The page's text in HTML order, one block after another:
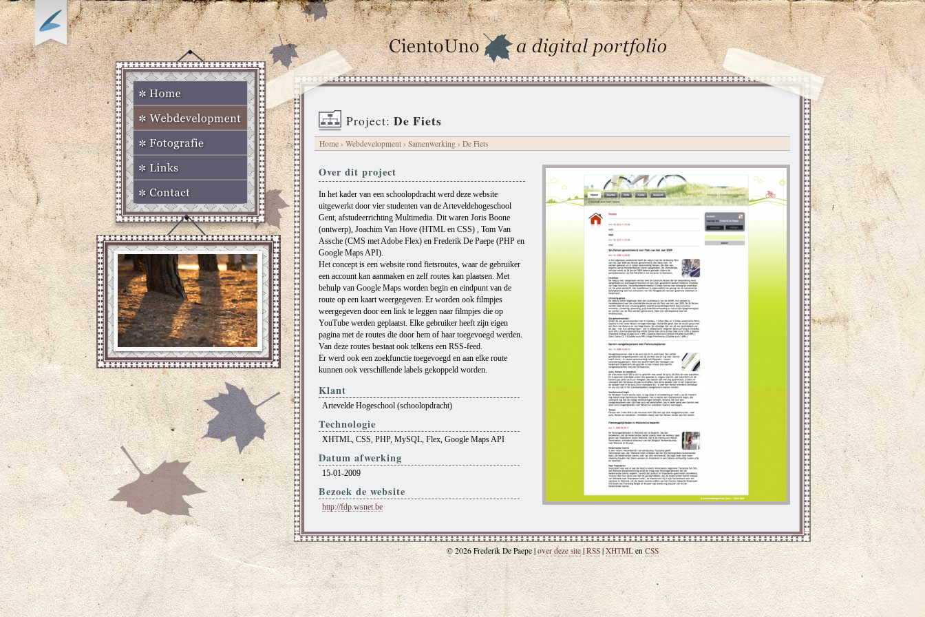
Project: De Fiets
Home › Webdevelopment › Samenwerking › De Fiets
Over dit project
In het kader van een schoolopdracht werd deze website
uitgewerkt door vier studenten van de Arteveldehogeschool
Gent, afstudeerrichting Multimedia. Dit waren Joris Boone
(ontwerp), Joachim Van Hove (HTML en CSS) , Tom Van
Assche (CMS met Adobe Flex) en Frederik De Paepe (PHP en
Google Maps API).
Het concept is een website rond fietsroutes, waar de gebruiker
een account kan aanmaken en zelf routes kan plaatsen. Met
behulp van Google Maps worden begin en eindpunt van de
route op een kaart weergegeven. Er worden ook filmpjes
weergegeven door een link te leggen naar filmpjes die op
YouTube werden geplaatst. Elke gebruiker heeft zijn eigen
pagina met de routes die door hem of haar toegevoegd werden.
Van deze routes bestaat ook telkens een RSS-feed.
Er werd ook een zoekfunctie toegevoegd en aan elke route
kunnen ook verschillende labels gekoppeld worden.
Klant
Artevelde Hogeschool (schoolopdracht)
Technologie
XHTML, CSS, PHP, MySQL, Flex, Google Maps API
Datum afwerking
15-01-2009
Bezoek de website
http://fdp.wsnet.be
© 2026 Frederik De Paepe | over deze site| RSS|XHTMLenCSS